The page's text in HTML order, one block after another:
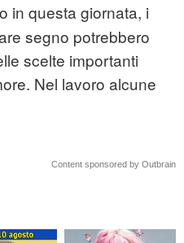
in questa giornata, i
segno potrebbero
scelte importanti
Nel lavoro alcune
Content sponsored by Outbrain